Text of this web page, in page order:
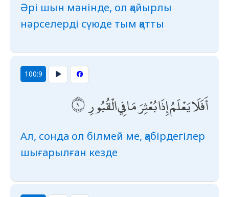
Әрі шын мәнінде, ол қайырлы
нәрселерді сүюде тым қатты
100:9
أَفَلَا يَعْلَمُ إِذَا بُعْثِرَ مَا فِي الْقُبُورِ
Ал, сонда ол білмей ме, қабірдегілер
шығарылған кезде